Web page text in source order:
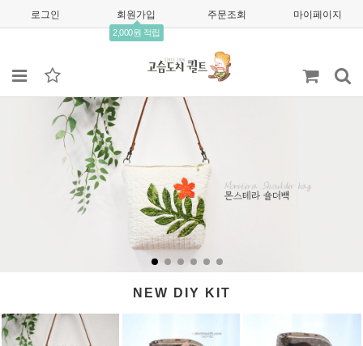
로그인 회원가입
2,000원 적립
주문조회 마이페이지
NEW DIY KIT